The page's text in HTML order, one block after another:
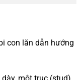
con lăn dẫn hướng
một trục (stud)